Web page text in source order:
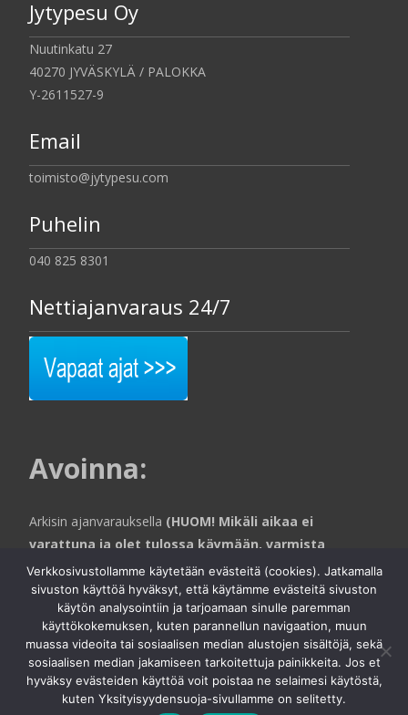
Jytypesu Oy
Nuutinkatu 27
40270 JYVÄSKYLÄ / PALOKKA
Y-2611527-9
Email
toimisto@jytypesu.com
Puhelin
040 825 8301
Nettiajanvaraus 24/7
Avoinna:
Arkisin ajanvarauksella (HUOM! Mikäli aikaa ei
varattuna ja olet tulossa käymään, varmista
aina puhelimitse että toimistohallin puolella
ollaan paikalla).
Copyright © Autofiksaamo Jytypesu Oy | Nanokeraaminen
pinnoitus
Verkkosivustollamme käytetään evästeitä (cookies). Jatkamalla
sivuston käyttöä hyväksyt, että käytämme evästeitä sivuston
käytön analysointiin ja tarjoamaan sinulle paremman
käyttökokemuksen, kuten parannellun navigaation, muun
muassa videoita tai sosiaalisen median alustojen sisältöjä, sekä
sosiaalisen median jakamiseen tarkoitettuja painikkeita. Jos et
hyväksy evästeiden käyttöä voit poistaa ne selaimesi käytöstä,
kuten Yksityisyydensuoja-sivullamme on selitetty.